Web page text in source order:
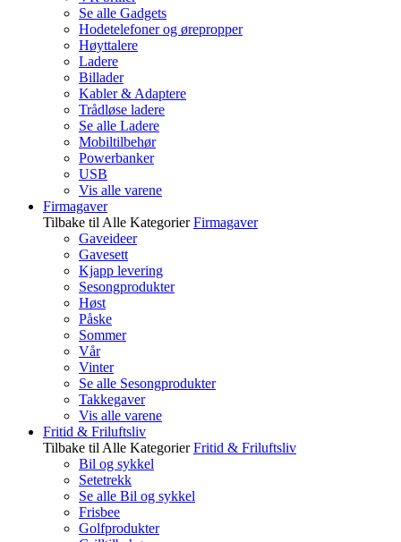
Se alle Gadgets
Hodetelefoner og ørepropper
Høyttalere
Ladere
Billader
Kabler & Adaptere
Trådløse ladere
Se alle Ladere
Mobiltilbehør
Powerbanker
USB
Vis alle varene
Firmagaver
Tilbake til Alle Kategorier Firmagaver
Gaveideer
Gavesett
Kjapp levering
Sesongprodukter
Høst
Påske
Sommer
Vår
Vinter
Se alle Sesongprodukter
Takkegaver
Vis alle varene
Fritid & Friluftsliv
Tilbake til Alle Kategorier Fritid & Friluftsliv
Bil og sykkel
Setetrekk
Se alle Bil og sykkel
Frisbee
Golfprodukter